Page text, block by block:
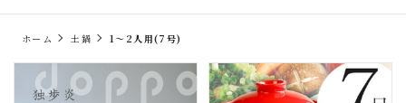
ホーム 土鍋 1～2人用(7号)